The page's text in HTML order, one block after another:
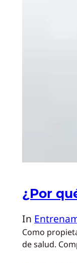
¿Por
In
Como
de salud.